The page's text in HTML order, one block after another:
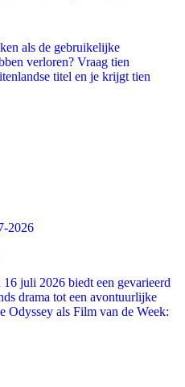
als de gebruikelijke
verloren? Vraag tien
titel en je krijgt tien
2026
juli 2026 biedt een gevarieerd
drama tot een avontuurlijke
als Film van de Week: